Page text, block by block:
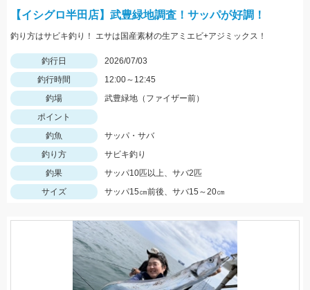
【イシグロ半田店】武豊緑地調査！サッパが好調！
釣り方はサビキ釣り！ エサは国産素材の生アミエビ+アジミックス！
釣行日
2026/07/03
釣行時間
12:00～12:45
釣場
武豊緑地（ファイザー前）
ポイント
釣魚
サッパ・サバ
釣り方
サビキ釣り
釣果
サッパ10匹以上、サバ2匹
サイズ
サッパ15㎝前後、サバ15～20㎝